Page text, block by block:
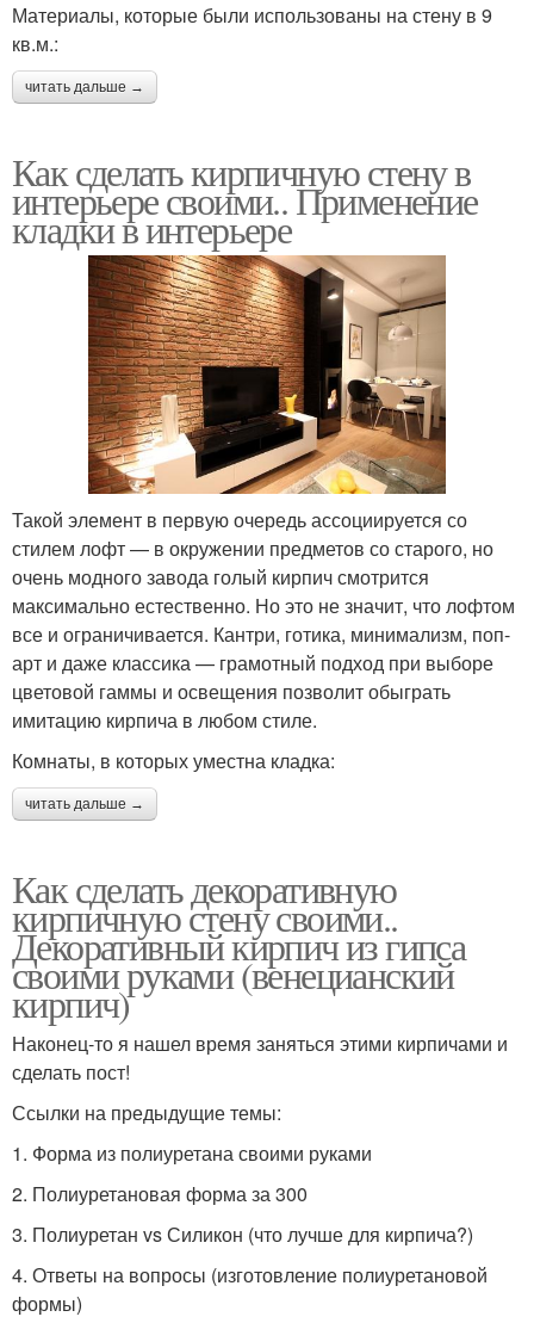
Материалы, которые были использованы на стену в 9
кв.м.:
читать дальше →
Как сделать кирпичную стену в
интерьере своими.. Применение
кладки в интерьере
Такой элемент в первую очередь ассоциируется со
стилем лофт — в окружении предметов со старого, но
очень модного завода голый кирпич смотрится
максимально естественно. Но это не значит, что лофтом
все и ограничивается. Кантри, готика, минимализм, поп-
арт и даже классика — грамотный подход при выборе
цветовой гаммы и освещения позволит обыграть
имитацию кирпича в любом стиле.
Комнаты, в которых уместна кладка:
читать дальше →
Как сделать декоративную
кирпичную стену своими..
Декоративный кирпич из гипса
своими руками (венецианский
кирпич)
Наконец-то я нашел время заняться этими кирпичами и
сделать пост!
Ссылки на предыдущие темы:
1. Форма из полиуретана своими руками
2. Полиуретановая форма за 300
3. Полиуретан vs Силикон (что лучше для кирпича?)
4. Ответы на вопросы (изготовление полиуретановой
формы)